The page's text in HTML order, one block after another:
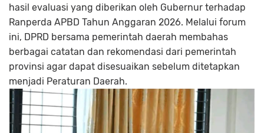
hasil evaluasi yang diberikan oleh Gubernur terhadap
Ranperda APBD Tahun Anggaran 2026. Melalui forum
ini, DPRD bersama pemerintah daerah membahas
berbagai catatan dan rekomendasi dari pemerintah
provinsi agar dapat disesuaikan sebelum ditetapkan
menjadi Peraturan Daerah.